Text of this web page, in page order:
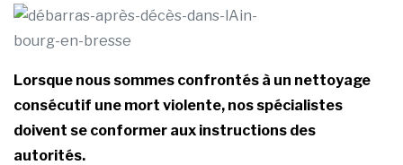
Lorsque nous sommes confrontés à un nettoyage
consécutif une mort violente, nos spécialistes
doivent se conformer aux instructions des
autorités.